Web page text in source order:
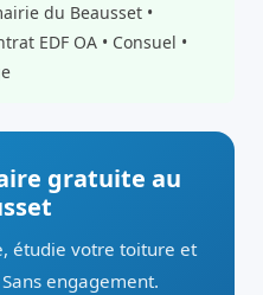
du Beausset •
EDF OA • Consuel •
gratuite au
étudie votre toiture et
engagement.